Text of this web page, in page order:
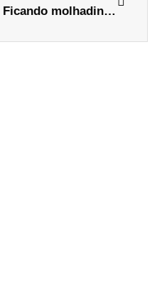
Ficando molhadinha: Christian Bale